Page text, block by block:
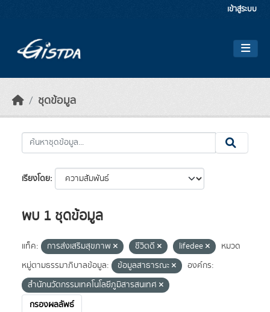
เข้าสู่ระบบ
ชุดข้อมูล
เรียงโดย
พบ 1 ชุดข้อมูล
แท็ค: การส่งเสริมสุขภาพ ชีวิตดี lifedee
หมวด
หมู่ตามธรรมาภิบาลข้อมูล:
ข้อมูลสาธารณะ
องค์กร:
สำนักนวัตกรรมเทคโนโลยีภูมิสารสนเทศ
กรองผลลัพธ์